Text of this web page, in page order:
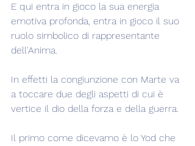
E qui entra in gioco la sua energia
emotiva profonda, entra in gioco il suo
ruolo simbolico di rappresentante
dell'Anima.
In effetti la congiunzione con Marte va
a toccare due degli aspetti di cui è
vertice il dio della forza e della guerra.
Il primo come dicevamo è lo Yod che